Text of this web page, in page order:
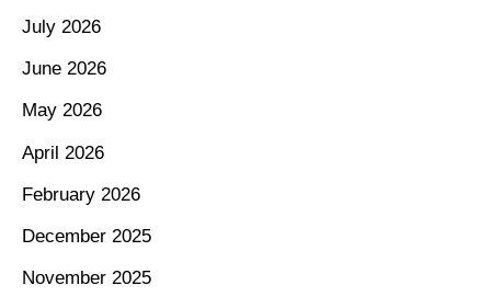
July 2026
June 2026
May 2026
April 2026
February 2026
December 2025
November 2025